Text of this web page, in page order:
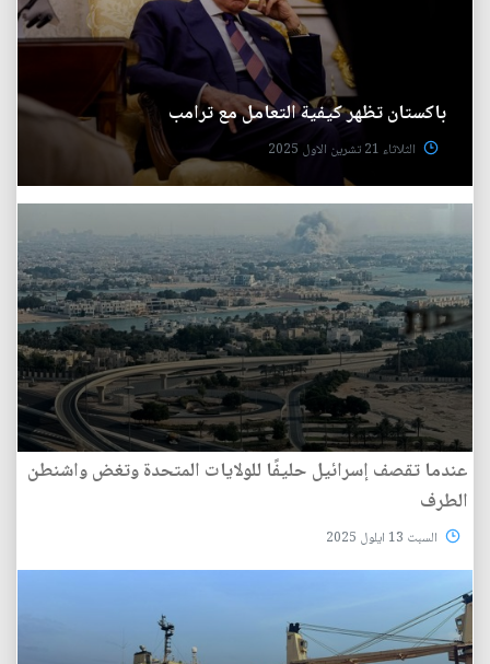
باكستان تظهر كيفية التعامل مع ترامب
الثلاثاء 21 تشرين الاول 2025
عندما تقصف إسرائيل حليفًا للولايات المتحدة وتغض واشنطن
الطرف
السبت 13 ايلول 2025